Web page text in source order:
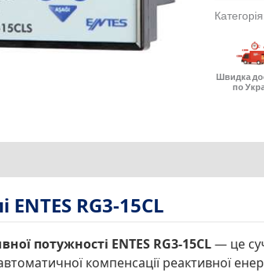
Швидка
по
RG3-15CL
потужності ENTES RG3-15CL— це
компенсації реактивної